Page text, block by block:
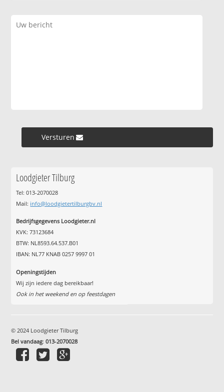
Versturen »
Loodgieter Tilburg
Tel: 013-2070028
Mail: info@loodgietertilburgbv.nl
Bedrijfsgegevens Loodgieter.nl
KVK: 73123684
BTW: NL8593.64.537.B01
IBAN: NL77 KNAB 0257 9997 01
Openingstijden
Wij zijn iedere dag bereikbaar!
Ook in het weekend en op feestdagen
© 2024 Loodgieter Tilburg
Bel vandaag:013-2070028